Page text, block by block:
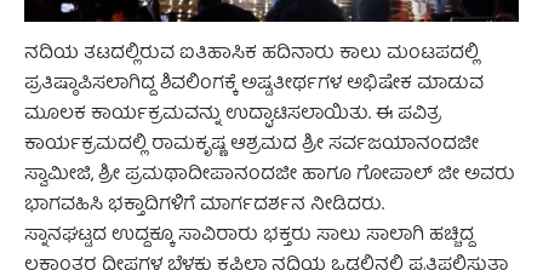
ನದಿಯ ತಟದಲ್ಲಿರುವ ಐತಿಹಾಸಿಕ ಹದಿನಾರು ಕಾಲು ಮಂಟಪದಲ್ಲಿ
ಪ್ರತಿಷ್ಠಾಪಿಸಲಾಗಿದ್ದ ಶಿವಲಿಂಗಕ್ಕೆ ಅಷ್ಟತೀರ್ಥಗಳ ಅಭಿಷೇಕ ಮಾಡುವ
ಮೂಲಕ ಕಾರ್ಯಕ್ರಮವನ್ನು ಉದ್ಘಾಟಿಸಲಾಯಿತು. ಈ ಪವಿತ್ರ
ಕಾರ್ಯಕ್ರಮದಲ್ಲಿ ರಾಮಕೃಷ್ಣ ಆಶ್ರಮದ ಶ್ರೀ ಸರ್ವಜಯಾನಂದಜೀ
ಸ್ವಾಮೀಜಿ, ಶ್ರೀ ಪ್ರಮಥಾದೀಪಾನಂದಜೀ ಹಾಗೂ ಗೋಪಾಲ್ ಜೀ ಅವರು
ಭಾಗವಹಿಸಿ ಭಕ್ತಾದಿಗಳಿಗೆ ಮಾರ್ಗದರ್ಶನ ನೀಡಿದರು.
ಸ್ನಾನಘಟ್ಟದ ಉದ್ದಕ್ಕೂ ಸಾವಿರಾರು ಭಕ್ತರು ಸಾಲು ಸಾಲಾಗಿ ಹಚ್ಚಿದ್ದ